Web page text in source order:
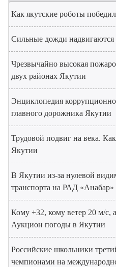
Как якутские роботы
Сильные дожди
Чрезвычайно высокая
двух районах Якутии
Энциклопедия
главного дорожника Якутии
Трудовой подвиг на века.
Якутии
В Якутии из-за нулевой
транспорта на РАД «Анабар»
Кому +32, кому ветер 20 м/с,
Аукцион погоды в Якутии
Российские школьники
чемпионами на